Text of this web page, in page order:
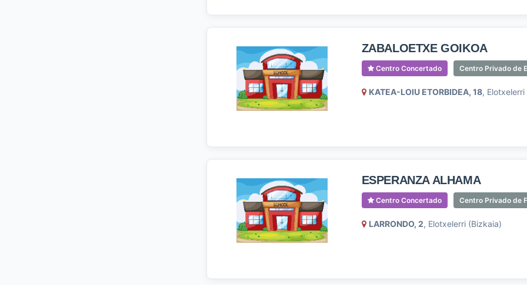
ZABALOETXE GOIKOA
Centro Concertado Centro Privado de
KATEA-LOIU ETORBIDEA, 18, Elotxelerri
ESPERANZA ALHAMA
Centro Concertado Centro Privado de
LARRONDO, 2, Elotxelerri (Bizkaia)